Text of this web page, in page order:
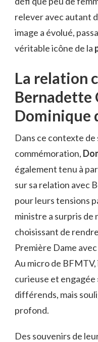
relever avec autant
image a évolué,
véritable icône de la
La relation
Bernadette
Dominique
Dans ce contexte
commémoration,
également tenu à
sur sa relation avec
pour leurs tensions
ministre a surpris de
choisissant de
Première Dame
Au micro de BFMTV,
curieuse et engagée
différends, mais
profond.
Des souvenirs de